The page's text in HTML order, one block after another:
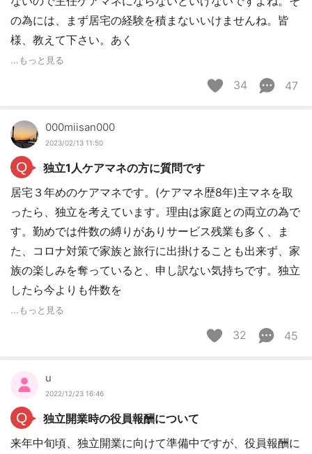
の為には、まず居宅の経験を積まないいけませんね。皆
様、教えて下さい。あく
...もっと見る
34 47
000miisan000
2023/02/13 11:50
Q
独立1人ケアマネの方に質問です
居宅３年めのケアマネです。(ケアマネ歴8年)主マネを取
ったら、独立を考えています。理由は家庭との両立の為で
す。勤めでは件数の縛りがありサービス残業も多く、ま
た、コロナ対策で家族と旅行に出掛けることも出来ず、家
族の楽しみを奪っていると、申し訳ない気持ちです。独立
したら今よりも件数を
...もっと見る
32 45
u
2022/12/23 16:46
Q
独立開業時の役員報酬について
来年中旬頃、独立開業に向けて準備中ですが、役員報酬に